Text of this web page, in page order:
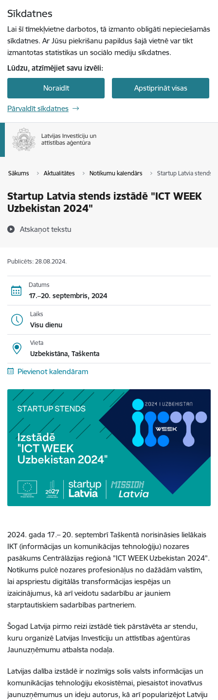
Sīkdatnes
Lai šī tīmekļvietne darbotos, tā izmanto obligāti nepieciešamās
sīkdatnes. Ar Jūsu piekrišanu papildus šajā vietnē var tikt
izmantotas statistikas un sociālo mediju sīkdatnes.
Lūdzu, atzīmējiet savu izvēli:
Noraidīt Apstiprināt visas
Pārvaldīt sīkdatnes
Sākums Aktualitātes Notikumu kalendārs Startup Latvia stends
Startup Latvia stends izstādē "ICT WEEK
Uzbekistan 2024"
Atskaņot tekstu
Publicēts: 28.08.2024.
Datums
17.–20. septembris, 2024
Laiks
Visu dienu
Vieta
Uzbekistāna, Taškenta
Pievienot kalendāram
2024. gada 17.– 20. septembrī Taškentā norisināsies lielākais
IKT (informācijas un komunikācijas tehnoloģiju) nozares
pasākums Centrālāzijas reģionā "ICT WEEK Uzbekistan 2024".
Notikums pulcē nozares profesionāļus no dažādām valstīm,
lai apspriestu digitālās transformācijas iespējas un
izaicinājumus, kā arī veidotu sadarbību ar jauniem
starptautiskiem sadarbības partneriem.
Šogad Latvija pirmo reizi izstādē tiek pārstāvēta ar stendu,
kuru organizē Latvijas Investīciju un attīstības aģentūras
Jaunuzņēmumu atbalsta nodaļa.
Latvijas dalība izstādē ir nozīmīgs solis valsts informācijas un
komunikācijas tehnoloģiju ekosistēmai, piesaistot inovatīvus
jaunuzņēmumus un ideju autorus, kā arī popularizējot Latviju